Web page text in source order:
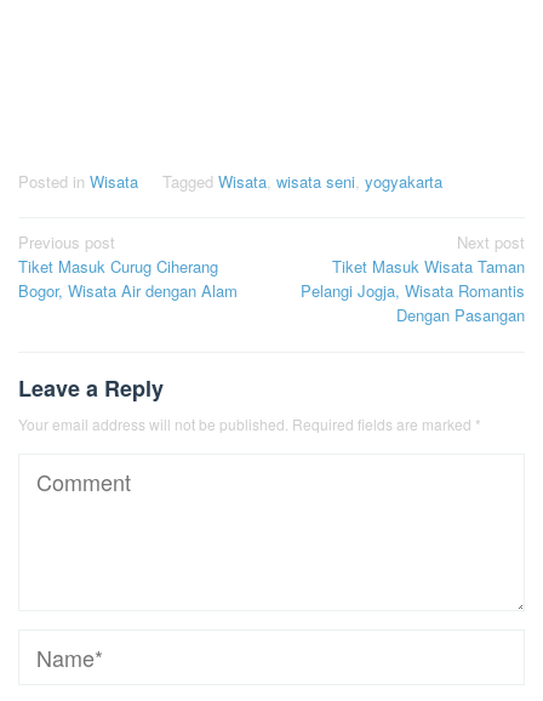
Posted in Wisata Tagged Wisata wisata seni yogyakarta
Post
navigation
Previous post
Tiket Masuk Curug Ciherang
Bogor, Wisata Air dengan Alam
Next post
Tiket Masuk Wisata Taman
Pelangi Jogja, Wisata Romantis
Dengan Pasangan
Leave a Reply
Your email address will not be published. Required fields are marked *